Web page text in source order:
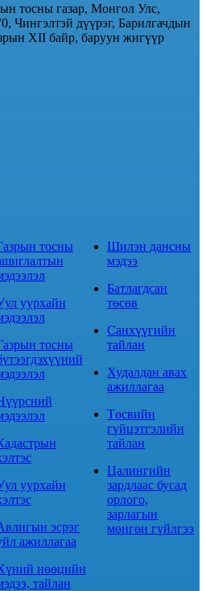
тосны газар, Монгол Улс,
Чингэлтэй дүүрэг, Барилгачдын
XII байр, баруун жигүүр
тосны
уурхайн
тосны
уурхайн
эсрэг
ажиллагаа
нөөцийн
тайлан
Шилэн дансны
мэдээ
Батлагдсан
төсөв
Санхүүгийн
тайлан
Худалдан авах
ажиллагаа
Төсвийн
гүйцэтгэлийн
тайлан
Цалингийн
зардлаас бусад
орлого,
зарлагын
мөнгөн гүйлгээ